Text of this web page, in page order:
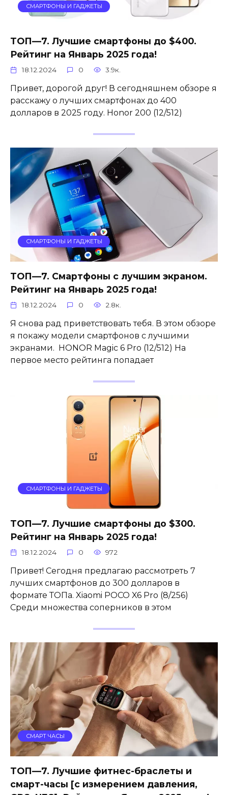
СМАРТФОНЫ И ГАДЖЕТЫ
ТОП—7. Лучшие смартфоны до $400.
Рейтинг на Январь 2025 года!
18.12.2024 0 3.9к.
Привет, дорогой друг! В сегодняшнем обзоре я
расскажу о лучших смартфонах до 400
долларов в 2025 году. Honor 200 (12/512)
СМАРТФОНЫ И ГАДЖЕТЫ
ТОП—7. Смартфоны с лучшим экраном.
Рейтинг на Январь 2025 года!
18.12.2024 0 2.8к.
Я снова рад приветствовать тебя. В этом обзоре
я покажу модели смартфонов с лучшими
экранами. HONOR Magic 6 Pro (12/512) На
первое место рейтинга попадает
СМАРТФОНЫ И ГАДЖЕТЫ
ТОП—7. Лучшие смартфоны до $300.
Рейтинг на Январь 2025 года!
18.12.2024 0 972
Привет! Сегодня предлагаю рассмотреть 7
лучших смартфонов до 300 долларов в
формате ТОПа. Xiaomi POCO X6 Pro (8/256)
Среди множества соперников в этом
СМАРТ ЧАСЫ
ТОП—7. Лучшие фитнес-браслеты и
смарт-часы [с измерением давления,